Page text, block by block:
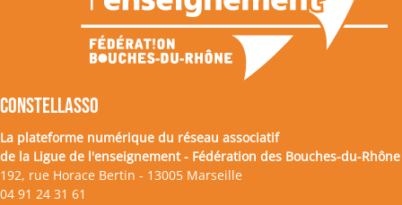
CONSTELLASSO
La plateforme numérique du réseau associatif
de la Ligue de l'enseignement - Fédération des Bouches-du-Rhône
192, rue Horace Bertin - 13005 Marseille
04 91 24 31 61